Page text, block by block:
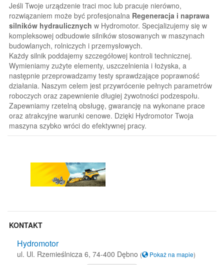
Jeśli Twoje urządzenie traci moc lub pracuje nierówno,
rozwiązaniem może być profesjonalna Regeneracja i naprawa
silników hydraulicznych w Hydromotor. Specjalizujemy się w
kompleksowej odbudowie silników stosowanych w maszynach
budowlanych, rolniczych i przemysłowych.
Każdy silnik poddajemy szczegółowej kontroli technicznej.
Wymieniamy zużyte elementy, uszczelnienia i łożyska, a
następnie przeprowadzamy testy sprawdzające poprawność
działania. Naszym celem jest przywrócenie pełnych parametrów
roboczych oraz zapewnienie długiej żywotności podzespołu.
Zapewniamy rzetelną obsługę, gwarancję na wykonane prace
oraz atrakcyjne warunki cenowe. Dzięki Hydromotor Twoja
maszyna szybko wróci do efektywnej pracy.
KONTAKT
Hydromotor
ul. Ul. Rzemieślnicza 6, 74-400 Dębno ( Pokaż na mapie)